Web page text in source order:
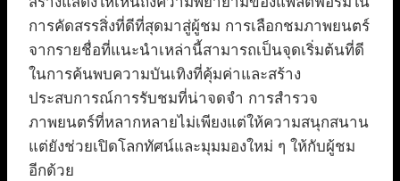
การคัดสรรสิ่งที่ดีที่สุดมาสู่ผู้ชม การเลือกชมภาพยนตร์
จากรายชื่อที่แนะนำเหล่านี้สามารถเป็นจุดเริ่มต้นที่ดี
ในการค้นพบความบันเทิงที่คุ้มค่าและสร้าง
ประสบการณ์การรับชมที่น่าจดจำ การสำรวจ
ภาพยนตร์ที่หลากหลายไม่เพียงแต่ให้ความสนุกสนาน
แต่ยังช่วยเปิดโลกทัศน์และมุมมองใหม่ ๆ ให้กับผู้ชม
อีกด้วย